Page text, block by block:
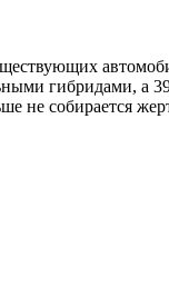
гибридами, а
не собирается